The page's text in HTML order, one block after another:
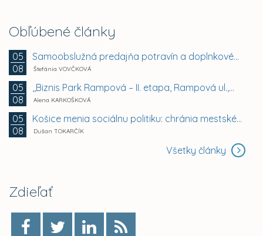
Obľúbené články
05
08
Samoobslužná predajňa potravín a doplnkového tovaru
Štefánia VOVČKOVÁ
05
08
,,Biznis Park Rampová – II. etapa, Rampová ul.,...
Alena KARKOŠKOVÁ
05
08
Košice menia sociálnu politiku: chránia mestské byty...
Dušan TOKARČÍK
Všetky články
Zdieľať